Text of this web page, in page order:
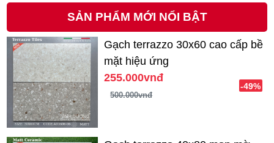
SẢN PHẨM MỚI NỔI BẬT
Gạch terrazzo 30x60 cao cấp bề
mặt hiệu ứng
255.000vnđ
500.000vnđ
-49%